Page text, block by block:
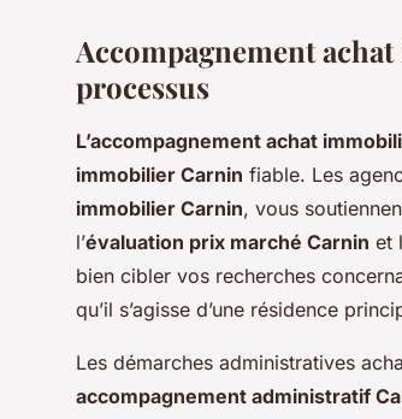
Accompagnement
processus
L’accompagnement achat
immobilier Carnin fiable. Les
immobilier Carnin, vous
l’évaluation prix marché Carnin et
bien cibler vos recherches
qu’il s’agisse d’une résidence
Les démarches administratives
accompagnement administratif